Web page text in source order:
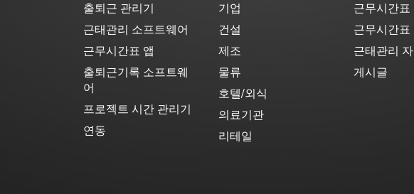
출퇴근 관리기
근태관리 소프트웨어
근무시간표 앱
출퇴근기록 소프트웨
어
프로젝트 시간 관리기
연동
기업
건설
제조
물류
호텔/외식
의료기관
리테일
근무시간표
근무시간표
근태관리
게시글